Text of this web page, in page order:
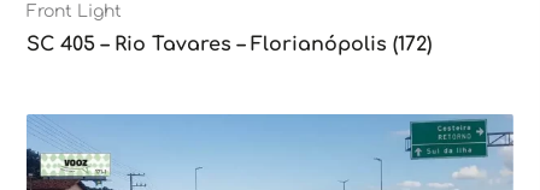
Front Light
SC 405 – Rio Tavares – Florianópolis (172)